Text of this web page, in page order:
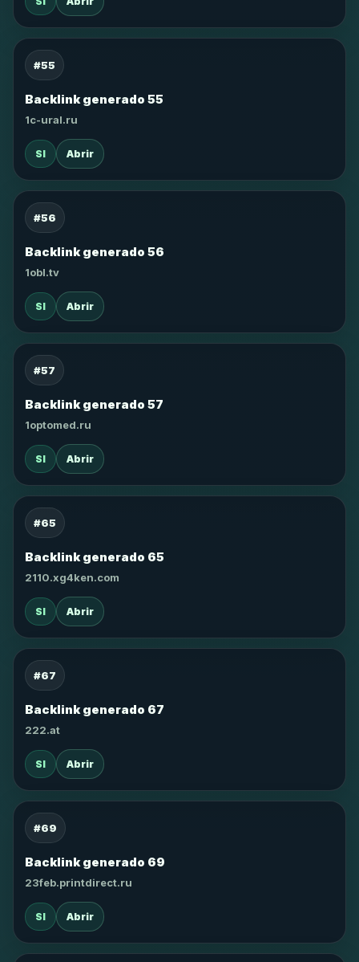
#55
Backlink generado 55
1c-ural.ru
SI Abrir
#56
Backlink generado 56
1obl.tv
SI Abrir
#57
Backlink generado 57
1optomed.ru
SI Abrir
#65
Backlink generado 65
2110.xg4ken.com
SI Abrir
#67
Backlink generado 67
222.at
SI Abrir
#69
Backlink generado 69
23feb.printdirect.ru
SI Abrir